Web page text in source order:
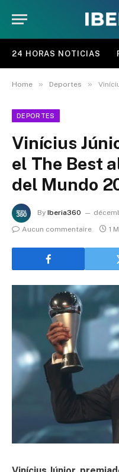
24 HORAS NOTICIAS
Home » Deportes » Vinícius
DEPORTES
Vinícius
el The Best
del Mundo
By Iberia360
Aucun commentaire
1